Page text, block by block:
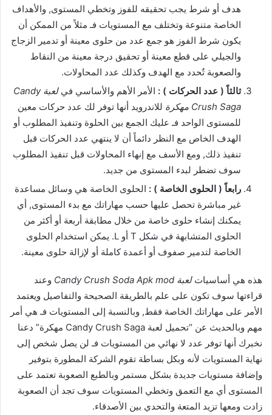
هدف أو شرط يجب تحقيقه للفوز وتخطي المستوى, والأهداف
الخاصة متنوعة وتختلف مع المستويات فـ مثلاً من الممكن أن
يكون شرط الفوز هو جمع عدد من حلوى معينة أو تدمير الزجاج
والجيلي على قطع معينة أو تحقيق درجة معينة من النقاط
والصعوبة تٌحدد مع الهدف وكذلك عدد المحاولات.
ثالثاً ( عدد الحركات ) : الأمر الأهم والأساسي في
لعبة Candy
Crush Saga مهكرة
للاندرويد أنها توفر لك عدد حركات معين
للمستوى الواحد فـ عليك الجمع بين الحلوة وتنفيذ المطلوب أو
الهدف الخاص مع النظر دائماً أن لا ينتهي عدد الحركات قبل
تنفيذ ذلك, ومع الأسف مع إنهاء المحاولات قبل تنفيذ المطلوب
سوف تضطر لبدء المستوى من جديد.
رابعاً ( الحلوى الخاصة ) : الحلوى الخاصة هي وسائل مساعدة
غير مباشرة تحصل عليها حسب مهاراتك مع بدء المستوى, أي
يمكنك إنشاء حلوى خاصة من خلال مطابقة أربعة أو أكثر من
الحلوى المتشابهة في شكل T أو L. يمكن استخدام الحلوى
الخاصة لتدمير صفوف أو أعمدة كاملة أو لإزالة حلوى معينة.
هذه هي أساسياتلعبة Candy Crush Soda Apk mod
وعند
قراءتها سوف تكون على علم بالطريقة الصحيحة والتفاصيل ويعتمد
الأمر على مهاراتك الخاصة فقط, وبالنسبة إلى المستويات فـ هي أمر
مهم وبالحديث عن “تحميل لعبة Candy Crush Saga مهكرة” دعنا
نخبرك أنها توفر عدد لا نهائي من المستويات فـ لن يصل شخص إلى
نهاية المستويات لأنه وبكل بساطة تقوم الشركة المطورة بتوفير
وإضافة مستويات جديدة بشكل مستمر وبالطبع الصعوبة تعتمد على
المستوى أي مع التعمق وتخطي المستويات سوف تجد أن الصعوبة
زادت ومعها تزيد المتعة والتحدي بين الأصدقاء.